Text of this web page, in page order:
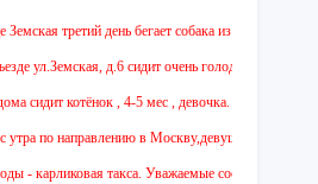
третий день бегает собака из породы
д.6 сидит очень голодная черная
котёнок , 4-5 мес , девочка. Чёрная,
по направлению в Москву,девушка садилась на
такса. Уважаемые соседи! Жители